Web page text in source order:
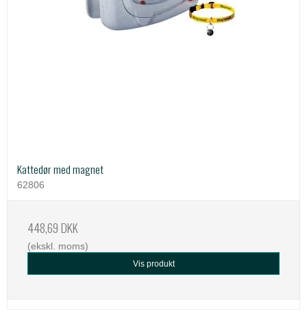
Kattedør med magnet
62806
448,69 DKK
(ekskl. moms)
Vis produkt